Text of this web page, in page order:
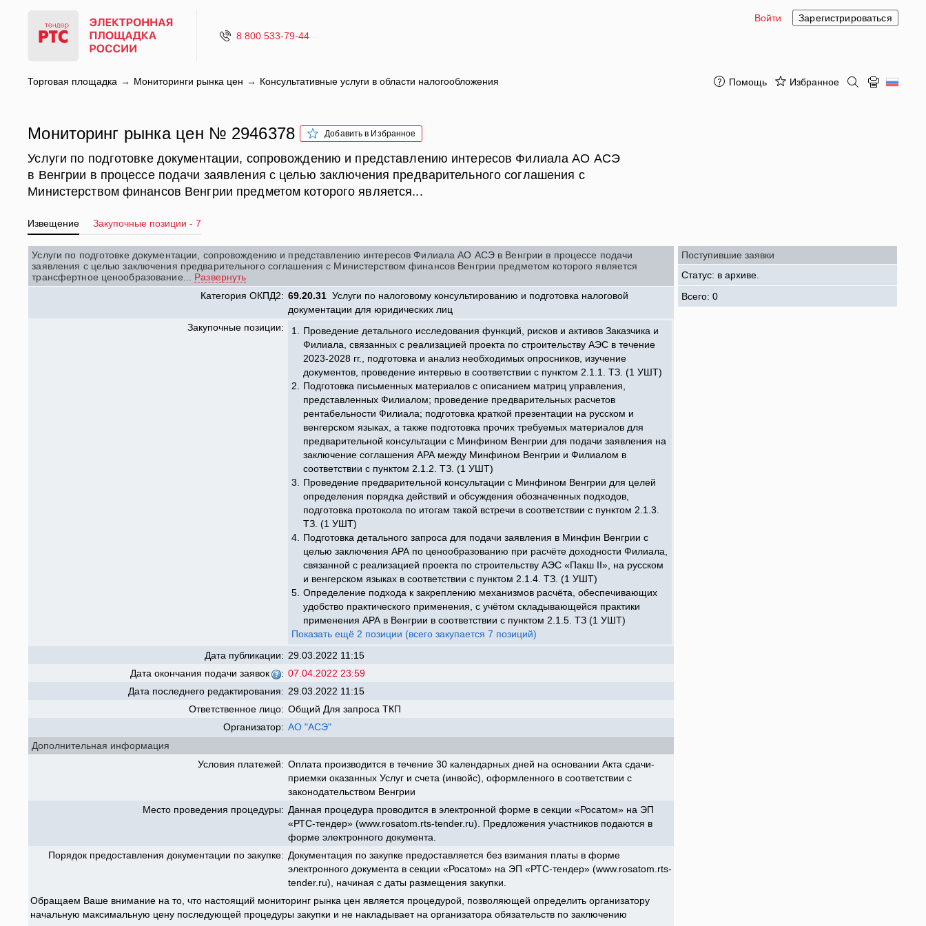
8 800 533-79-44
Войти Зарегистрироваться
Помощь Избранное
Торговая площадка Мониторинги рынка цен Консультативные услуги в области налогообложения
Мониторинг рынка цен № 2946378 Добавить в Избранное
Услуги по подготовке документации, сопровождению и представлению интересов Филиала АО АСЭ
в Венгрии в процессе подачи заявления с целью заключения предварительного соглашения с
Министерством финансов Венгрии предметом которого является...
Извещение Закупочные позиции - 7
Услуги по подготовке документации, сопровождению и представлению интересов Филиала АО АСЭ в Венгрии в процессе подачи
заявления с целью заключения предварительного соглашения с Министерством финансов Венгрии предметом которого является
трансфертное ценообразование
Развернуть
Категория ОКПД2: 69.20.31 Услуги по налоговому консультированию и подготовка налоговой
документации для юридических лиц
Закупочные позиции:
1.
Проведение детального исследования функций, рисков и активов Заказчика и
Филиала, связанных с реализацией проекта по строительству АЭС в течение
2023-2028 гг., подготовка и анализ необходимых опросников, изучение
документов, проведение интервью в соответствии с пунктом 2.1.1. ТЗ. (1 УШТ)
2.
Подготовка письменных материалов с описанием матриц управления,
представленных Филиалом; проведение предварительных расчетов
рентабельности Филиала; подготовка краткой презентации на русском и
венгерском языках, а также подготовка прочих требуемых материалов для
предварительной консультации с Минфином Венгрии для подачи заявления на
заключение соглашения АРА между Минфином Венгрии и Филиалом в
соответствии с пунктом 2.1.2. ТЗ. (1 УШТ)
3.
Проведение предварительной консультации с Минфином Венгрии для целей
определения порядка действий и обсуждения обозначенных подходов,
подготовка протокола по итогам такой встречи в соответствии с пунктом 2.1.3.
ТЗ. (1 УШТ)
4.
Подготовка детального запроса для подачи заявления в Минфин Венгрии с
целью заключения АРА по ценообразованию при расчёте доходности Филиала,
связанной с реализацией проекта по строительству АЭС «Пакш II», на русском
и венгерском языках в соответствии с пунктом 2.1.4. ТЗ. (1 УШТ)
5. Определение подхода к закреплению механизмов расчёта, обеспечивающих
удобство практического применения, с учётом складывающейся практики
применения АРА в Венгрии в соответствии с пунктом 2.1.5. ТЗ (1 УШТ)
Показать ещё 2 позиции (всего закупается 7 позиций)
Дата публикации: 29.03.2022 11:15
Дата окончания подачи заявок
: 07.04.2022 23:59
Дата последнего редактирования: 29.03.2022 11:15
Ответственное лицо: Общий Для запроса ТКП
Организатор: АО "АСЭ"
Дополнительная информация
Условия платежей: Оплата производится в течение 30 календарных дней на основании Акта сдачи-
приемки оказанных Услуг и счета (инвойс), оформленного в соответствии с
законодательством Венгрии
Место проведения процедуры: Данная процедура проводится в электронной форме в секции «Росатом» на ЭП
«РТС-тендер» (www.rosatom.rts-tender.ru). Предложения участников подаются в
форме электронного документа.
Порядок предоставления документации по закупке: Документация по закупке предоставляется без взимания платы в форме
электронного документа в секции «Росатом» на ЭП «РТС-тендер» (www.rosatom.rts-
tender.ru), начиная с даты размещения закупки.
Обращаем Ваше внимание на то, что настоящий мониторинг рынка цен является процедурой, позволяющей определить организатору
начальную максимальную цену последующей процедуры закупки и не накладывает на организатора обязательств по заключению
Поступившие заявки
Статус: в архиве.
Всего: 0